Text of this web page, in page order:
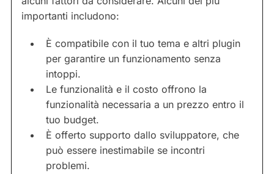
importanti includono:
È compatibile con il tuo tema e altri plugin
per garantire un funzionamento senza
intoppi.
Le funzionalità e il costo offrono la
funzionalità necessaria a un prezzo entro il
tuo budget.
È offerto supporto dallo sviluppatore, che
può essere inestimabile se incontri
problemi.